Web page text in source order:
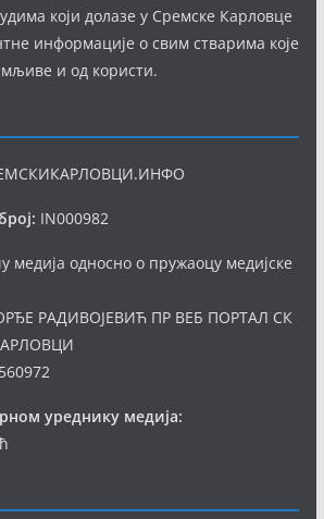
који долазе у Сремске Карловце
информације о свим стварима које
и од користи.
IN000982
медија односно о пружаоцу медијске
РАДИВОЈЕВИЋ ПР ВЕБ ПОРТАЛ СК
уреднику медија: